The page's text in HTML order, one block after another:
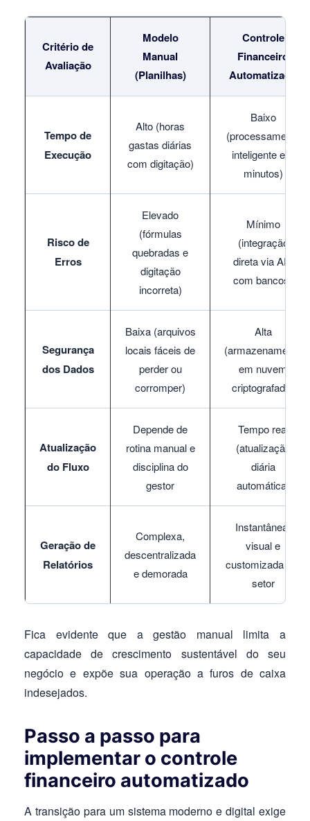
Critério de
Avaliação
Modelo
Manual
(Planilhas)
Controle
Financeiro
Automatizado
Tempo de
Execução
Alto (horas
gastas diárias
com digitação)
Baixo
(processamento
inteligente em
minutos)
Risco de
Erros
Elevado
(fórmulas
quebradas e
digitação
incorreta)
Mínimo
(integração
direta via API
com bancos)
Segurança
dos Dados
Baixa (arquivos
locais fáceis de
perder ou
corromper)
Alta
(armazenamento
em nuvem
criptografado)
Atualização
do Fluxo
Depende de
rotina manual e
disciplina do
gestor
Tempo real
(atualização
diária
automática)
Geração de
Relatórios
Complexa,
descentralizada
e demorada
Instantânea,
visual e
customizada por
setor
Fica evidente que a gestão manual limita a
capacidade de crescimento sustentável do seu
negócio e expõe sua operação a furos de caixa
indesejados.
Passo a passo para
implementar o controle
financeiro automatizado
A transição para um sistema moderno e digital exige